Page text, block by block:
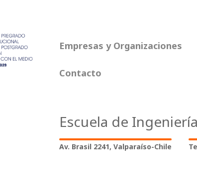
Empresas y Organizaciones
Contacto
Escuela de
Av. Brasil 2241, Valparaíso-Chile